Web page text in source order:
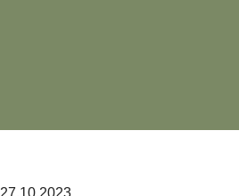
27.10.2023